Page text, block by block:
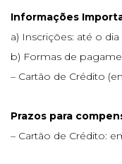
Informações
a) Inscrições: até o dia
b) Formas de
– Cartão de Crédito
Prazos para
– Cartão de Crédito: